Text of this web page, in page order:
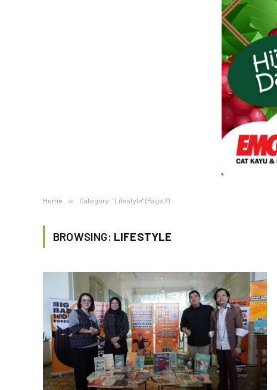
Home » Category: "Lifestyle" (Page 3)
BROWSING: LIFESTYLE